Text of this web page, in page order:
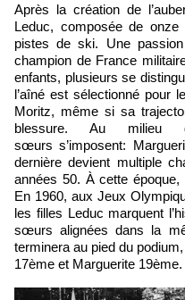
Après la création de l’auberge par Émile et Marie, la fratrie
Leduc, composée de
pistes de ski. Une
champion de France
enfants, plusieurs se
l’aîné est sélectionné pour
Moritz, même si sa
blessure. Au milieu
sœurs s’imposent:
dernière devient multiple
années 50. À cette
En 1960, aux Jeux
les filles Leduc marquent
sœurs alignées dans la
terminera au pied du
17ème et Marguerite 19ème.